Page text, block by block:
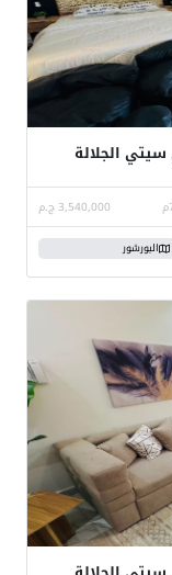
سيتي الجلالة
3,540,000 ج.م
البورشور